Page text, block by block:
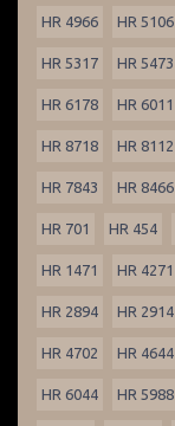
HR 4966 HR 5106
HR 5317 HR 5473
HR 6178 HR 6011
HR 8718 HR 8112
HR 7843 HR 8466
HR 701 HR 454
HR 1471 HR 4271
HR 2894 HR 2914
HR 4702 HR 4644
HR 6044 HR 5988